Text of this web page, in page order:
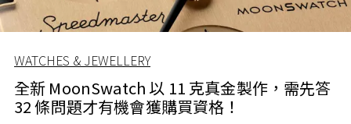
WATCHES & JEWELLERY
全新 MoonSwatch 以 11 克真金製作，需先答
32 條問題才有機會獲購買資格！